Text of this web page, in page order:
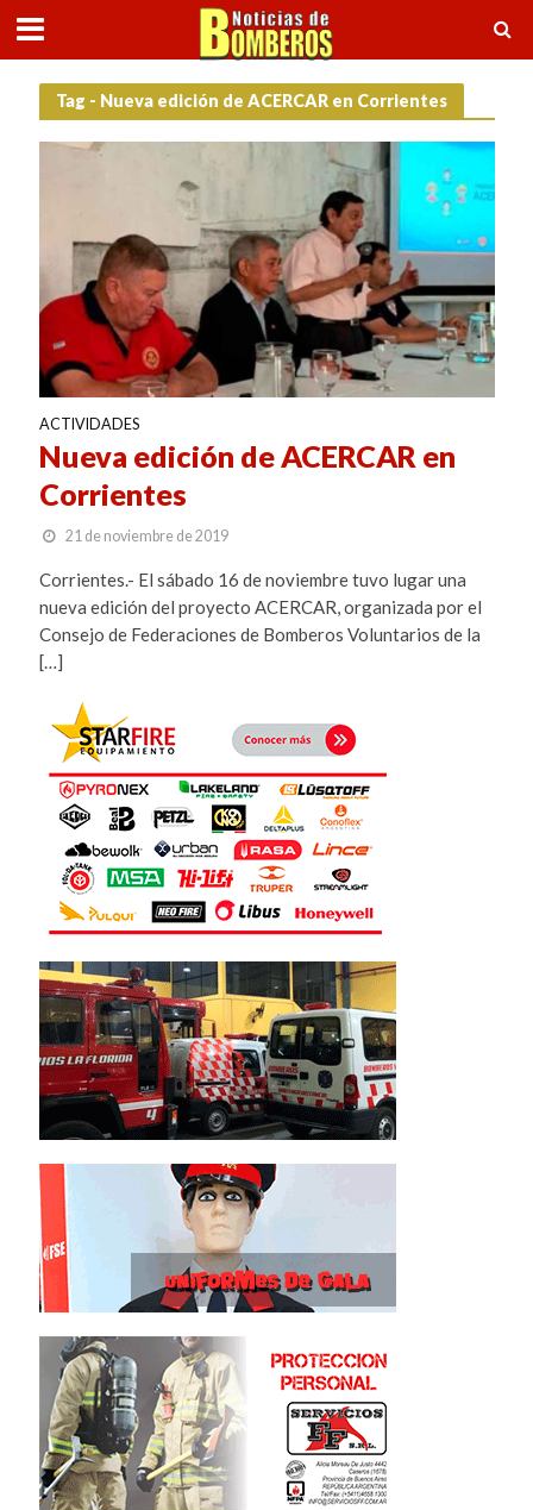
Tag - Nueva edición de ACERCAR en Corrientes
ACTIVIDADES
Nueva edición de ACERCAR en
Corrientes
21 de noviembre de 2019
Corrientes.- El sábado 16 de noviembre tuvo lugar una
nueva edición del proyecto ACERCAR, organizada por el
Consejo de Federaciones de Bomberos Voluntarios de la
[…]